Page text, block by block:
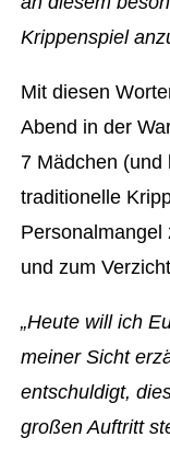
Krippenspiel
Mit diesen
Abend in der
7 Mädchen (und
traditionelle
Personalmangel
und zum
„Heute will ich
meiner Sicht
entschuldigt,
großen Auftritt